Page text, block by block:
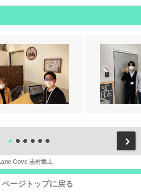
Cove 志村坂上
ページトップに戻る